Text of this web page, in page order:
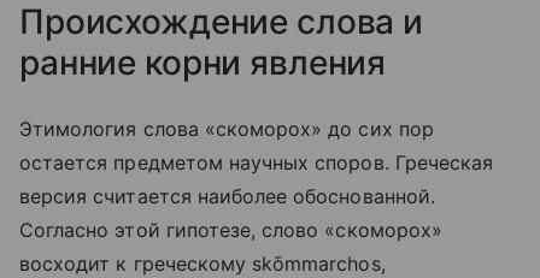
Происхождение слова и
ранние корни явления
Этимология слова «скоморох» до сих пор
остается предметом научных споров. Греческая
версия считается наиболее обоснованной.
Согласно этой гипотезе, слово «скоморох»
восходит к греческому skōmmarchos,